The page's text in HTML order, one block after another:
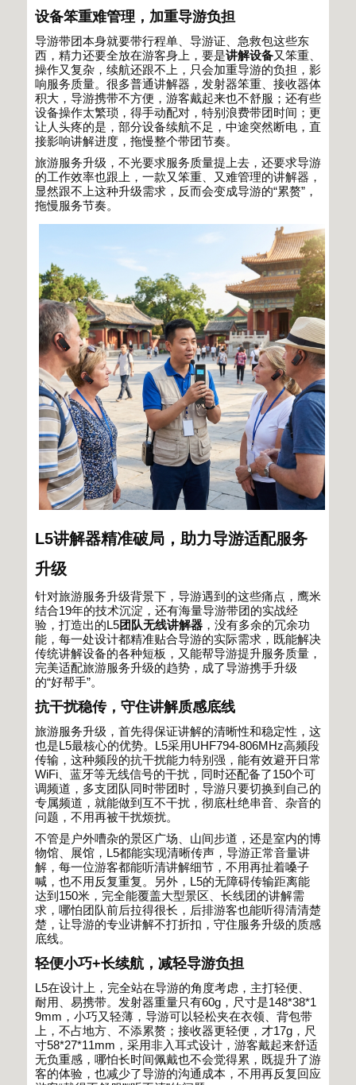
设备笨重难管理，加重导游负担
导游带团本身就要带行程单、导游证、急救包这些东
西，精力还要全放在游客身上，要是讲解设备又笨重、
操作又复杂，续航还跟不上，只会加重导游的负担，影
响服务质量。很多普通讲解器，发射器笨重、接收器体
积大，导游携带不方便，游客戴起来也不舒服；还有些
设备操作太繁琐，得手动配对，特别浪费带团时间；更
让人头疼的是，部分设备续航不足，中途突然断电，直
接影响讲解进度，拖慢整个带团节奏。
旅游服务升级，不光要求服务质量提上去，还要求导游
的工作效率也跟上，一款又笨重、又难管理的讲解器，
显然跟不上这种升级需求，反而会变成导游的“累赘” ，
拖慢服务节奏。
L5讲解器精准破局，助力导游适配服务
升级
针对旅游服务升级背景下，导游遇到的这些痛点，鹰米
结合19年的技术沉淀，还有海量导游带团的实战经
验，打造出的 L5团队无线讲解器 ，没有多余的冗余功
能，每一处设计都精准贴合导游的实际需求，既能解决
传统讲解设备的各种短板，又能帮导游提升服务质量，
完美适配旅游服务升级的趋势，成了导游携手升级
的“好帮手”。
抗干扰稳传，守住讲解质感底线
旅游服务升级，首先得保证讲解的清晰性和稳定性，这
也是 L5最核心的优势。 L5采用UHF794-806MHz高频段
传输，这种频段的抗干扰能力特别强，能有效避开日常
WiFi 、蓝牙等无线信号的干扰，同时还配备了150个可
调频道，多支团队同时带团时，导游只要切换到自己的
专属频道，就能做到互不干扰，彻底杜绝串音、杂音的
问题，不用再被干扰烦扰。
不管是户外嘈杂的景区广场、山间步道，还是室内的博
物馆、展馆， L5都能实现清晰传声，导游正常音量讲
解，每一位游客都能听清讲解细节，不用再扯着嗓子
喊，也不用反复重复。另外， L5的无障碍传输距离能
达到 150米，完全能覆盖大型景区、长线团的讲解需
求，哪怕团队前后拉得很长，后排游客也能听得清清楚
楚，让导游的专业讲解不打折扣，守住服务升级的质感
底线。
轻便小巧+长续航，减轻导游负担
L5在设计上，完全站在导游的角度考虑，主打轻便、
耐用、易携带。发射器重量只有60g ，尺寸是148*38*1
9mm ，小巧又轻薄，导游可以轻松夹在衣领、背包带
上，不占地方、不添累赘；接收器更轻便，才17g ，尺
寸58*27*11mm ，采用非入耳式设计，游客戴起来舒适
无负重感，哪怕长时间佩戴也不会觉得累，既提升了游
客的体验，也减少了导游的沟通成本，不用再反复回应